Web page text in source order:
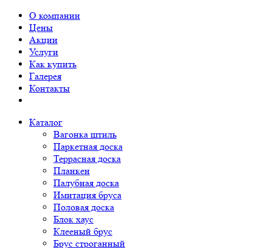
О компании
Цены
Акции
Услуги
Как купить
Галерея
Контакты
Каталог
Вагонка штиль
Паркетная доска
Террасная доска
Планкен
Палубная доска
Имитация бруса
Половая доска
Блок хаус
Клееный брус
Брус строганный